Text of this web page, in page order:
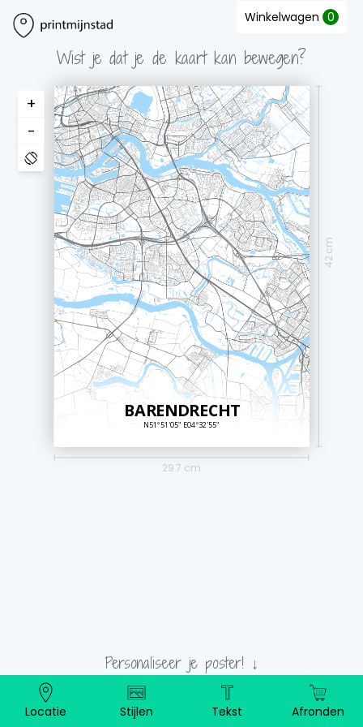
Locatie Stijlen Tekst Afronden
Personaliseer je poster! ↓
Winkelwagen 0
+
-
42 cm
29.7 cm
BARENDRECHT
N51º51'05" E04º32'55"
Wist je dat je de kaart kan bewegen?